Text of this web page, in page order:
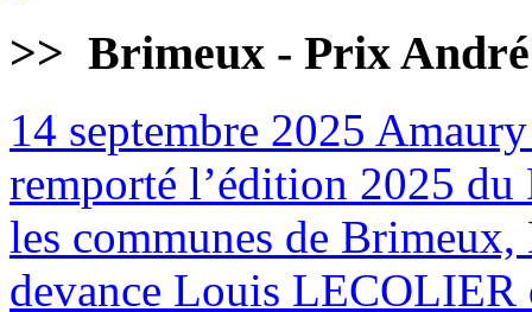
>> Brimeux - Prix André
14 septembre 2025
remporté l’édition 2025
les communes de
devance Louis